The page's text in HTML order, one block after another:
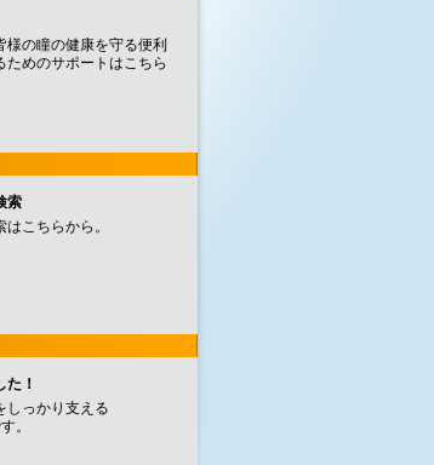
の瞳の健康を守る便利
めのサポートはこちら
索
こちらから。
！
しっかり支える
。